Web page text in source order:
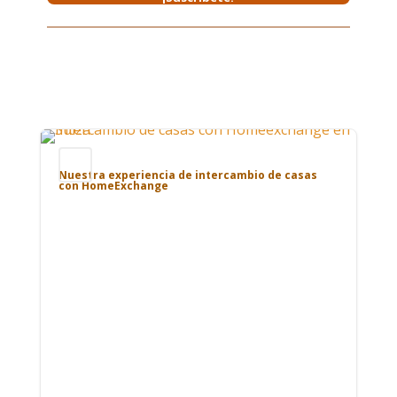
Nuestra experiencia de intercambio de casas
con HomeExchange